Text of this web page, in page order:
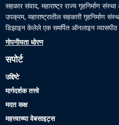
सहकार संवाद, महाराष्ट्र राज्य गृहनिर्माण
उपक्रम, महाराष्ट्रातील सहकारी गृहनिर्माण
डिझाइन केलेले एक समर्पित ऑनलाइन
गोपनीयता धोरण
सपोर्ट
उद्दिष्टे
मार्गदर्शक तत्त्वे
मदत कक्ष
महत्त्वाच्या वेबसाइट्स